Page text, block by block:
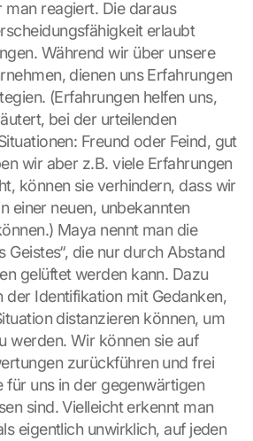
reagiert. Die daraus
erlaubt
Während wir über unsere
dienen uns Erfahrungen
(Erfahrungen helfen uns,
bei der urteilenden
Freund oder Feind, gut
wir aber z.B. viele Erfahrungen
können sie verhindern, dass wir
einer neuen, unbekannten
Maya nennt man die
Geistes“, die nur durch Abstand
gelüftet werden kann. Dazu
der Identifikation mit Gedanken,
distanzieren können, um
werden. Wir können sie auf
zurückführen und frei
für uns in der gegenwärtigen
sind. Vielleicht erkennt man
eigentlich unwirklich, auf jeden